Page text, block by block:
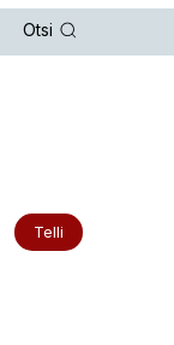
Otsi
Telli